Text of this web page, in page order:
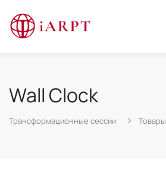
Wall Clock
Трансформационные сессии Товары